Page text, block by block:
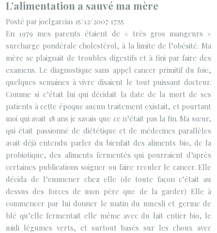
L’alimentation a sauvé ma mère
Posté par joelgarcia1 15/12/2007 17:55
En 1979 mes parents étaient de « très gros mangeurs »
surcharge pondérale cholestérol, à la limite de l’obésité. Ma
mère se plaignait de troubles digestifs et à fini par faire des
examens. Le diagnostique sans appel cancer primitif du foie,
quelques semaines à vivre disaient le tout puissant docteur.
Comme si c’était lui qui décidait la date de la mort de ses
patients à cette époque aucun traitement existait, et pourtant
moi qui avait 18 ans je savais que ce n’était pas la fin. Ma sœur,
qui était passionné de diététique et de médecines parallèles
avait déjà entendu parler du bienfait des aliments bio, de la
probiotique, des aliments fermentés qui pourraient d’après
certaines publications soigner ou faire reculer le cancer. Elle
décida de l’emmener chez elle (de toute façon c’était au
dessus des forces de mon père que de la garder) Elle à
commencer par lui donner le matin du muesli et germe de
blé qu’elle fermentait elle même avec du lait entier bio, le
midi légumes verts, et surtout basés sur les choux avec